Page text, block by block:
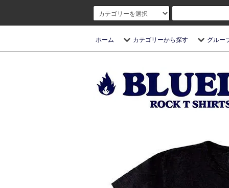
ホーム カテゴリーから探す グルー